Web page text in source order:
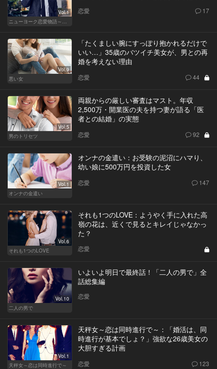
Vol.1
ニューヨーク恋愛物語～商社マン遥斗の場合～
恋愛 17
Vol.9
悪い女
「たくましい腕にすっぽり抱かれるだけで
いい…」35歳のバツイチ美女が、男との再
婚を考えない理由
恋愛 44
Vol.5
男のトリセツ
両親からの厳しい審査はマスト。年収
2,500万・開業医の夫を持つ妻が語る「医
者との結婚」の実態
恋愛 92
Vol.1
オンナの金遣い
オンナの金遣い：お受験の泥沼にハマり、
幼い娘に500万円を投資した女
恋愛 147
Vol.6
それも1つのLOVE
それも1つのLOVE：ようやく手に入れた高
嶺の花は、近くで見るとキレイじゃなかっ
た？
恋愛
Vol.10
二人の男で
いよいよ明日で最終話！「二人の男で」全
話総集編
恋愛
Vol.1
天秤女～恋は同時進行で～
天秤女～恋は同時進行で～：「婚活は、同
時進行が基本でしょ？」強欲な26歳美女の
大胆すぎる計画
恋愛 123